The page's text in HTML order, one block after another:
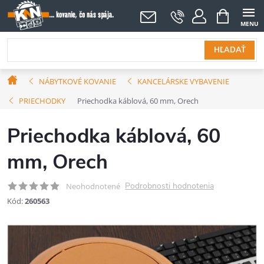
Prejsť
na
obsah
HĽADAŤ
NÁKUPNÝ
KOŠÍK
DomovNÁBYTKOVÉ KOVANIE
KANCELÁRSKE VYBAVENIE
PRIECHODKY
Priechodka káblová, 60 mm, Orech
Priechodka káblová, 60
mm, Orech
Neohodnotené Podrobnosti hodnotenia
Kód:260563